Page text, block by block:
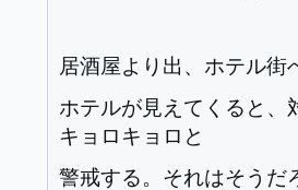
居酒屋より出、ホテル街
ホテルが見えてくると、
キョロキョロと
警戒する。それはそうだ